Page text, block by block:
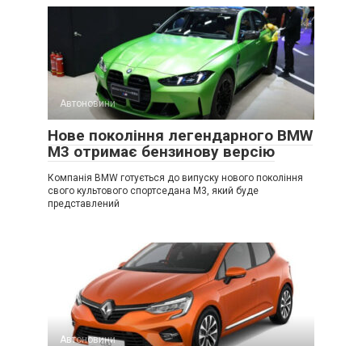
Автоновини
Нове покоління легендарного BMW
M3 отримає бензинову версію
Компанія BMW готується до випуску нового покоління
свого культового спортседана M3, який буде
представлений
Автоновини